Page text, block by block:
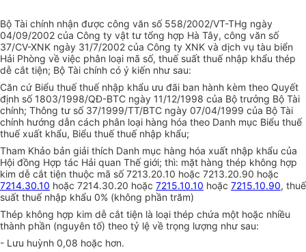
Bộ Tài chính nhận được công văn số 558/2002/VT-THg ngày
04/09/2002 của Công ty vật tư tổng hợp Hà Tây, công văn số
37/CV-XNK ngày 31/7/2002 của Công ty XNK và dịch vụ tàu biển
Hải Phòng về việc phân loại mã số, thuế suất thuế nhập khẩu thép
dễ cắt tiện; Bộ Tài chính có ý kiến như sau:
Căn cứ Biểu thuế thuế nhập khẩu ưu đãi ban hành kèm theo Quyết
định số 1803/1998/QĐ-BTC ngày 11/12/1998 của Bộ trưởng Bộ Tài
chính; Thông tư số 37/1999/TT/BTC ngày 07/04/1999 của Bộ Tài
chính hướng dẫn cách phân loại hàng hóa theo Danh mục Biểu thuế
thuế xuất khẩu, Biểu thuế thuế nhập khẩu;
Tham Khảo bản giải thích Danh mục hàng hóa xuất nhập khẩu của
Hội đồng Hợp tác Hải quan Thế giới; thì: mặt hàng thép không hợp
kim dễ cắt tiện thuộc mã số 7213.20.10 hoặc 7213.20.90 hoặc
7214.30.10 hoặc 7214.30.20 hoặc 7215.10.10 hoặc 7215.10.90, thuế
suất thuế nhập khẩu 0% (không phần trăm)
Thép không hợp kim dễ cắt tiện là loại thép chứa một hoặc nhiều
thành phần (nguyên tố) theo tỷ lệ về trọng lượng như sau:
- Lưu huỳnh 0,08 hoặc hơn.